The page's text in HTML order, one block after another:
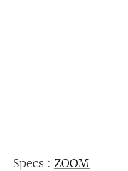
Specs : ZOOM